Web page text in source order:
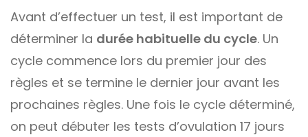
Avant d’effectuer un test, il est important de
déterminer la durée habituelle du cycle. Un
cycle commence lors du premier jour des
règles et se termine le dernier jour avant les
prochaines règles. Une fois le cycle déterminé,
on peut débuter les tests d’ovulation 17 jours